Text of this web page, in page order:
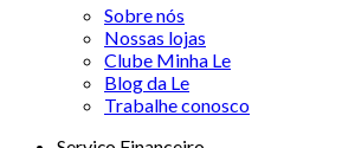
Sobre nós
Nossas lojas
Clube Minha Le
Blog da Le
Trabalhe conosco